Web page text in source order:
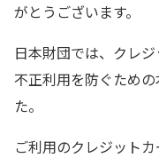
がとうございます。
日本財団では、クレ
不正利用を防ぐため
た。
ご利用のクレジット